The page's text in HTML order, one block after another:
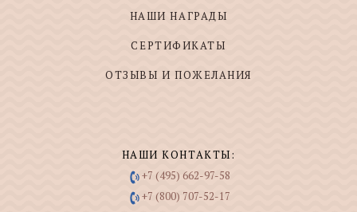
НАШИ НАГРАДЫ
СЕРТИФИКАТЫ
ОТЗЫВЫ И ПОЖЕЛАНИЯ
НАШИ КОНТАКТЫ:
+7 (495) 662-97-58
+7 (800) 707-52-17